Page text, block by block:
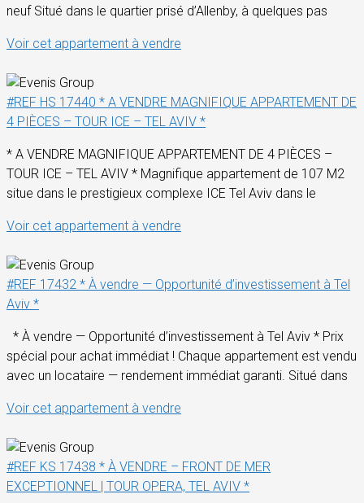
neuf Situé dans le quartier prisé d’Allenby, à quelques pas
Voir cet appartement à vendre
#REF HS 17440 * A VENDRE MAGNIFIQUE APPARTEMENT DE
4 PIÈCES – TOUR ICE – TEL AVIV *
* A VENDRE MAGNIFIQUE APPARTEMENT DE 4 PIÈCES –
TOUR ICE – TEL AVIV * Magnifique appartement de 107 M2
situe dans le prestigieux complexe ICE Tel Aviv dans le
Voir cet appartement à vendre
#REF 17432 * À vendre — Opportunité d’investissement à Tel
Aviv *
* À vendre — Opportunité d’investissement à Tel Aviv * Prix
spécial pour achat immédiat ! Chaque appartement est vendu
avec un locataire — rendement immédiat garanti. Situé dans
Voir cet appartement à vendre
#REF KS 17438 * À VENDRE – FRONT DE MER
EXCEPTIONNEL | TOUR OPERA, TEL AVIV *